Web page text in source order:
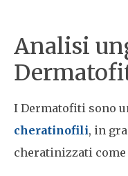
Analisi
I Dermatofiti sono
cheratinofili, in
cheratinizzati